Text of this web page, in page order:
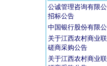
公诚管理咨询有限
招标公告
中国银行股份有限
关于江西农村商业
磋商采购公告
关于江西农村商业